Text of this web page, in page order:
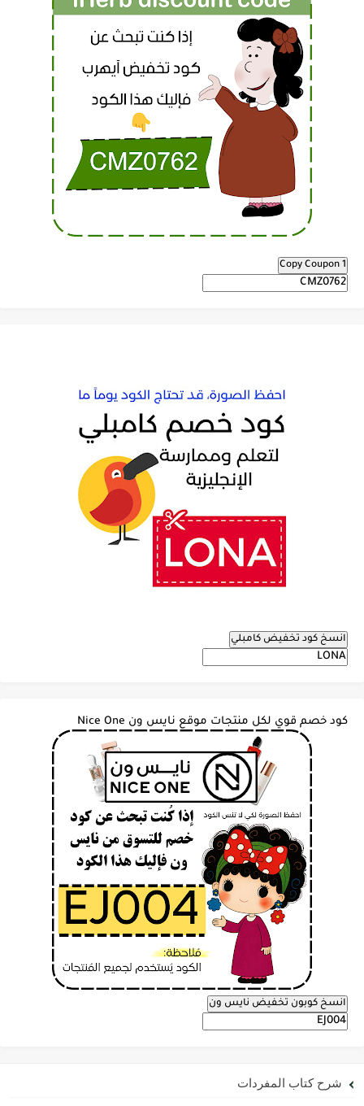
Copy Coupon 1
انسخ كود تخفيض كامبلي
كود خصم قوي لكل منتجات موقع نايس ون Nice One
انسخ كوبون تخفيض نايس ون
شرح كتاب المفردات